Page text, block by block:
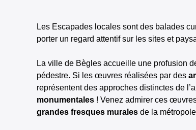
Les Escapades locales sont des balades
porter un regard attentif sur les sites et
La ville de Bègles accueille une profusion
pédestre. Si les œuvres réalisées par des
représentent des approches distinctes de
monumentales ! Venez admirer ces
grandes fresques murales de la